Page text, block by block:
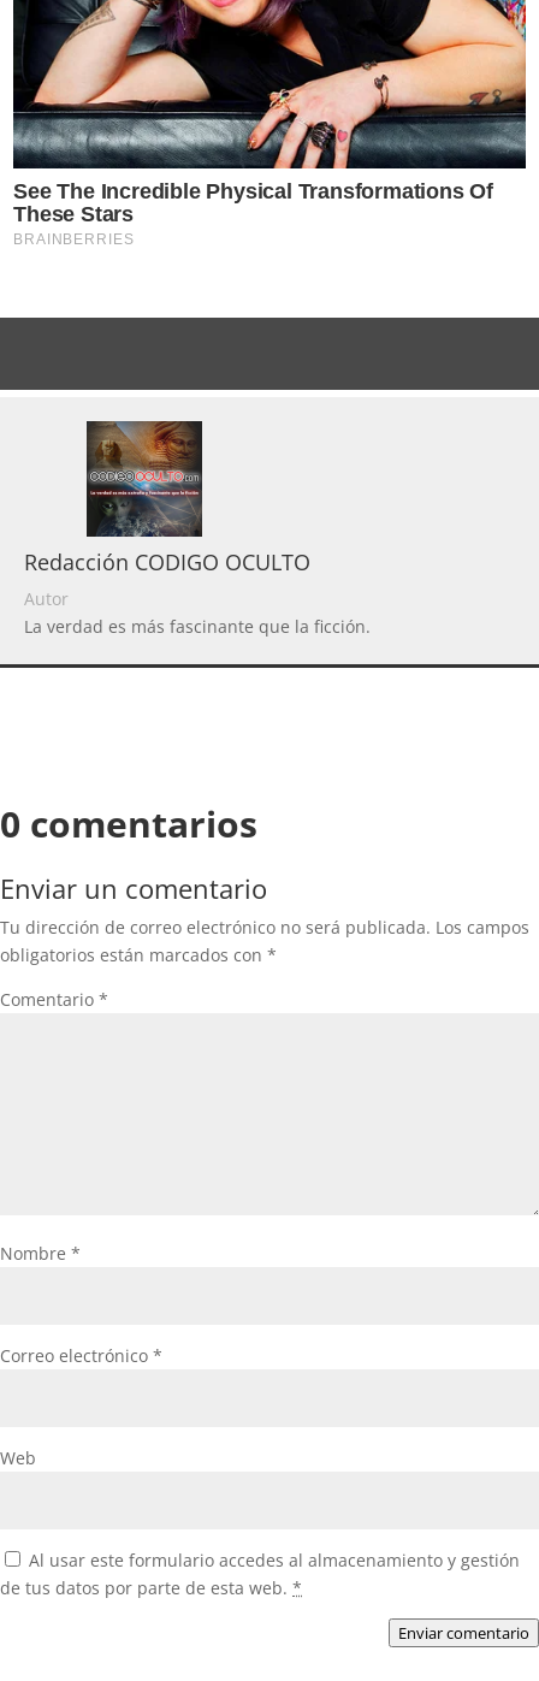
Redacción CODIGO OCULTO
Autor
La verdad es más fascinante que la ficción.
0 comentarios
Enviar un comentario
Tu dirección de correo electrónico no será publicada. Los campos
obligatorios están marcados con *
Comentario *
Nombre *
Correo electrónico *
Web
Al usar este formulario accedes al almacenamiento y gestión
de tus datos por parte de esta web. *
Enviar comentario